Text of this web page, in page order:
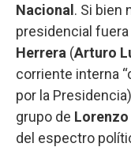
Nacional . Si bien
presidencial
Herrera (Arturo
corriente interna
por la
grupo de
del espectro